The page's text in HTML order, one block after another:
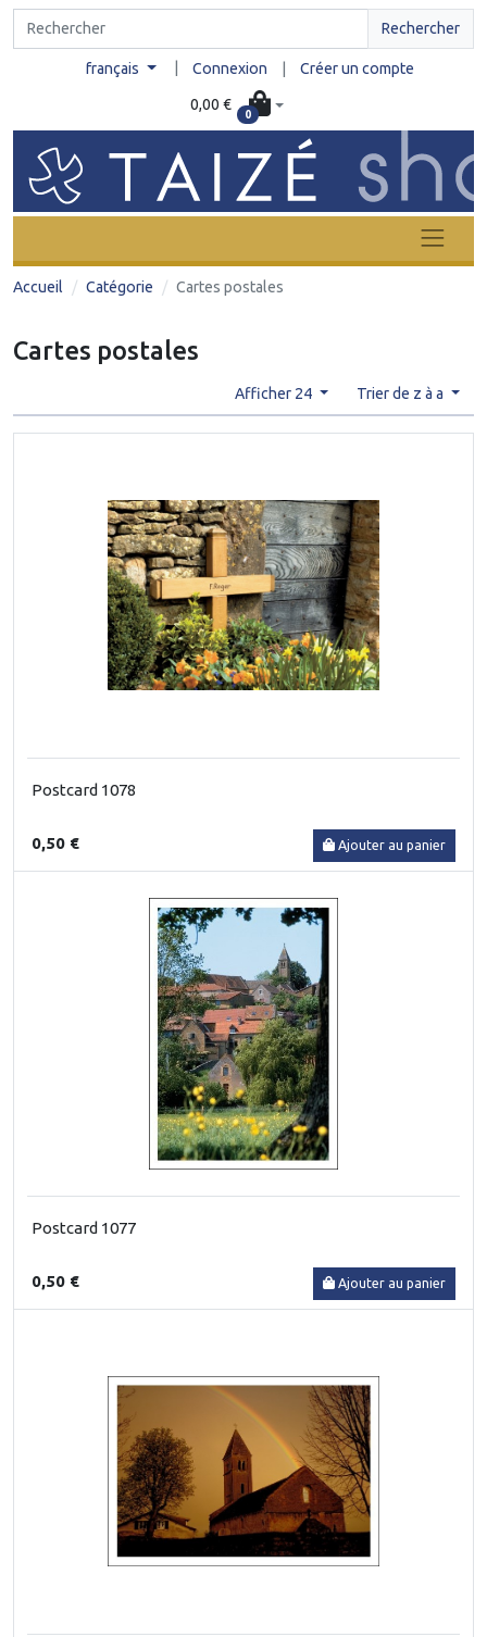
Rechercher
français Connexion Créer un compte
0,00 €
0
Accueil Catégorie Cartes postales
Cartes postales
Afficher 24 Trier de z à a
Postcard 1078
0,50 € Ajouter au panier
Postcard 1077
0,50 € Ajouter au panier